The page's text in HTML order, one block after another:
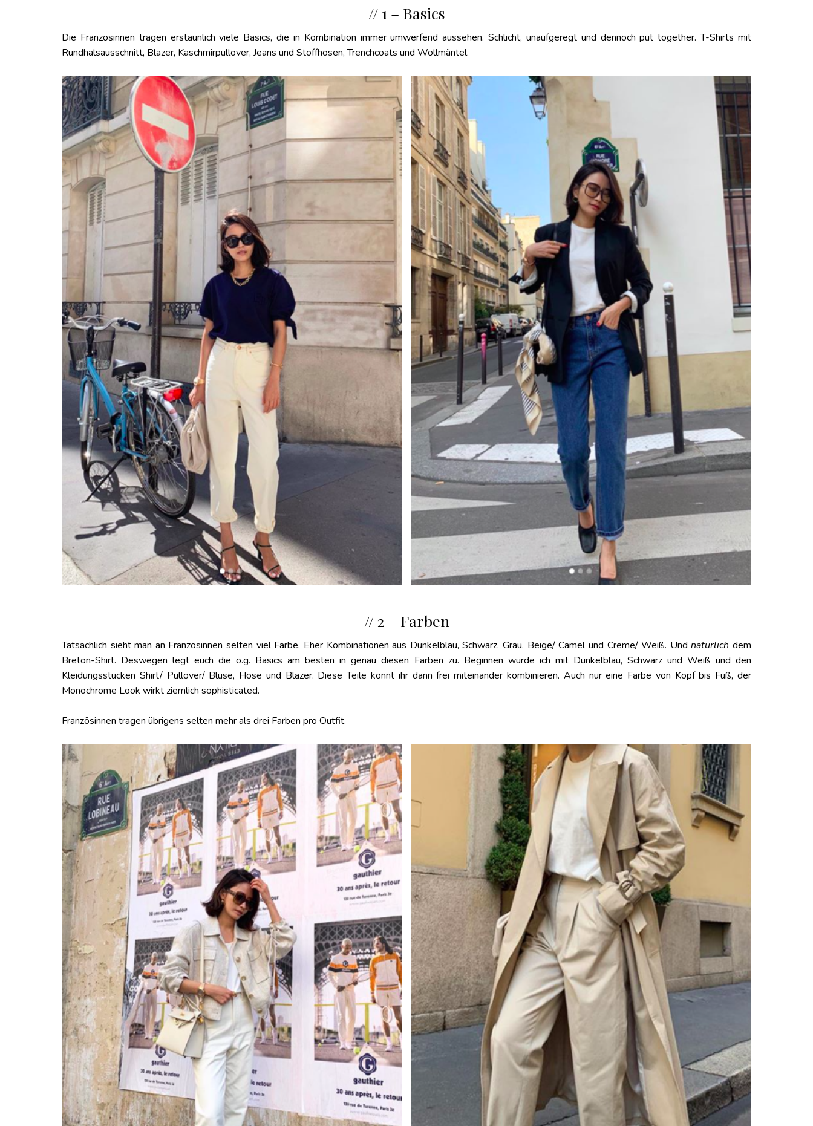
// 1 – Basics
Die Französinnen tragen erstaunlich viele Basics, die in Kombination immer umwerfend aussehen. Schlicht, unaufgeregt und dennoch put together. T-Shirts mit
Rundhalsausschnitt, Blazer, Kaschmirpullover, Jeans und Stoffhosen, Trenchcoats und Wollmäntel.
// 2 – Farben
Tatsächlich sieht man an Französinnen selten viel Farbe. Eher Kombinationen aus Dunkelblau, Schwarz, Grau, Beige/ Camel und Creme/ Weiß. Undnatürlichdem
Breton-Shirt. Deswegen legt euch die o.g. Basics am besten in genau diesen Farben zu. Beginnen würde ich mit Dunkelblau, Schwarz und Weiß und den
Kleidungsstücken Shirt/ Pullover/ Bluse, Hose und Blazer. Diese Teile könnt ihr dann frei miteinander kombinieren. Auch nur eine Farbe von Kopf bis Fuß, der
Monochrome Look wirkt ziemlich sophisticated.
Französinnen tragen übrigens selten mehr als drei Farben pro Outfit.